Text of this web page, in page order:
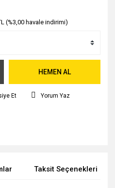
(%3,00 havale indirimi)
HEMEN AL
Et Yorum Yaz
Taksit Seçenekleri